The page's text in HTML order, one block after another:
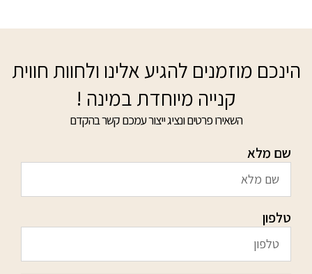
הינכם מוזמנים להגיע אלינו ולחוות חווית
קנייה מיוחדת במינה !
השאירו פרטים ונציג ייצור עמכם קשר בהקדם
שם מלא
טלפון